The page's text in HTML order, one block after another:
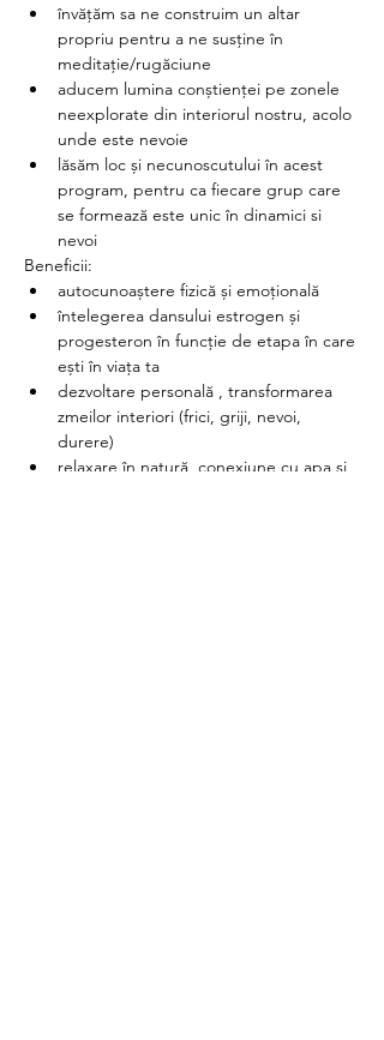
învățăm sa ne construim un altar
propriu pentru a ne susține în
meditație/rugăciune
aducem lumina conștienței pe zonele
neexplorate din interiorul nostru, acolo
unde este nevoie
lăsăm loc și necunoscutului în acest
program, pentru ca fiecare grup care
se formează este unic în dinamici si
nevoi
Beneficii:
autocunoaștere fizică și emoțională
întelegerea dansului estrogen și
progesteron în funcție de etapa în care
ești în viața ta
dezvoltare personală , transformarea
zmeilor interiori (frici, griji, nevoi,
durere)
relaxare în natură, conexiune cu apa și